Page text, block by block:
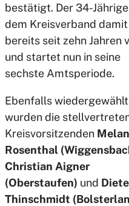
bestätigt. Der 34-
dem Kreisverband damit
bereits seit zehn Jahren
und startet nun in seine
sechste Amtsperiode.
Ebenfalls wiedergewählt
wurden die
Kreisvorsitzenden
Rosenthal
Christian Aigner
(Oberstaufen) und
Thinschmidt